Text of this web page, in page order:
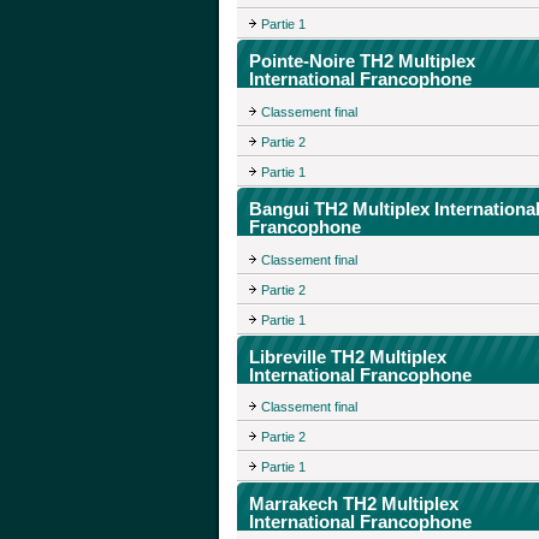
Partie 1
Pointe-Noire TH2 Multiplex
International Francophone
Classement final
Partie 2
Partie 1
Bangui TH2 Multiplex International
Francophone
Classement final
Partie 2
Partie 1
Libreville TH2 Multiplex
International Francophone
Classement final
Partie 2
Partie 1
Marrakech TH2 Multiplex
International Francophone